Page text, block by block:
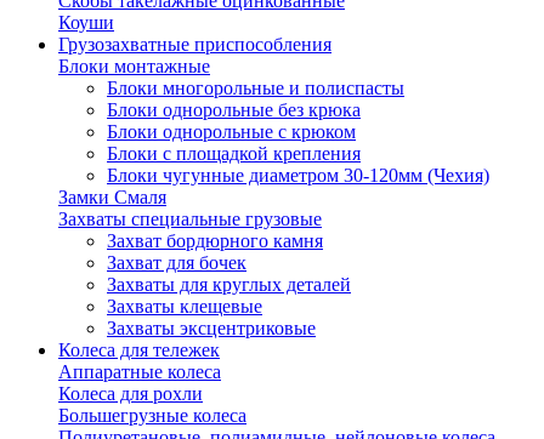
Коуши
Грузозахватные приспособления
Блоки монтажные
Блоки многорольные и полиспасты
Блоки однорольные без крюка
Блоки однорольные с крюком
Блоки с площадкой крепления
Блоки чугунные диаметром 30-120мм (Чехия)
Замки Смаля
Захваты специальные грузовые
Захват бордюрного камня
Захват для бочек
Захваты для круглых деталей
Захваты клещевые
Захваты эксцентриковые
Колеса для тележек
Аппаратные колеса
Колеса для рохли
Большегрузные колеса